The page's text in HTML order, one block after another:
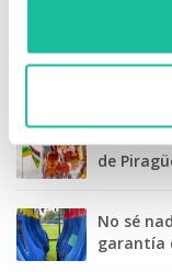
creación
de
No sé
garantía